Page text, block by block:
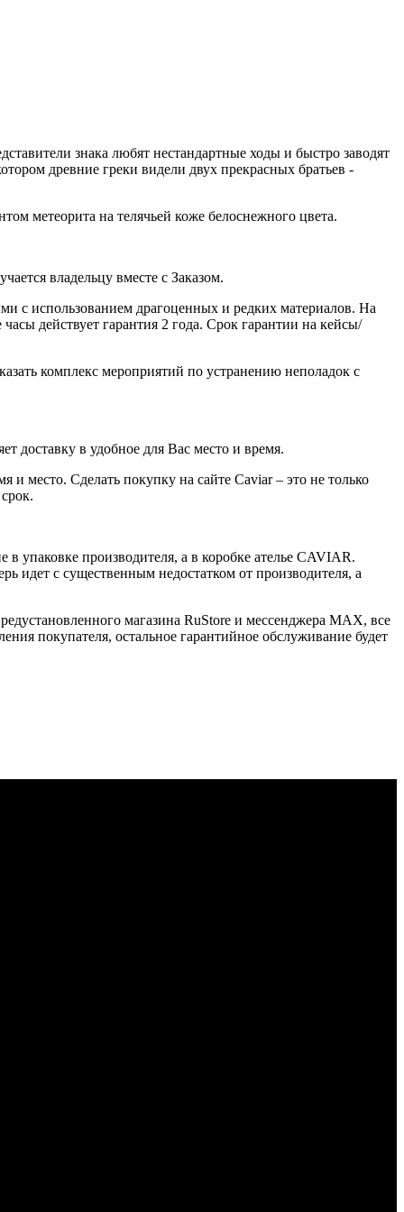
знака любят нестандартные ходы и быстро заводят
древние греки видели двух прекрасных братьев -
метеорита на телячьей коже белоснежного цвета.
владельцу вместе с Заказом.
с использованием драгоценных и редких материалов. На
действует гарантия 2 года. Срок гарантии на кейсы/
комплекс мероприятий по устранению неполадок с
доставку в удобное для Вас место и время.
место. Сделать покупку на сайте Caviar – это не только
упаковке производителя, а в коробке ателье CAVIAR.
идет с существенным недостатком от производителя, а
магазина RuStore и мессенджера MAX, все
покупателя, остальное гарантийное обслуживание будет